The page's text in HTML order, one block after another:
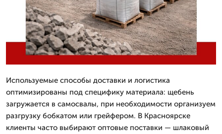
Используемые способы доставки и логистика
оптимизированы под специфику материала: щебень
загружается в самосвалы, при необходимости организуем
разгрузку бобкатом или грейфером. В Красноярске
клиенты часто выбирают оптовые поставки — шлаковый